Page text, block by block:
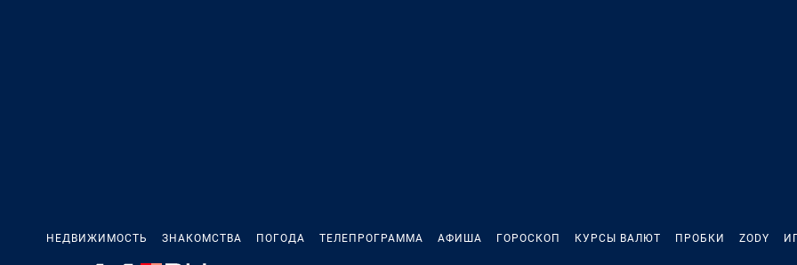
НЕДВИЖИМОСТЬ ЗНАКОМСТВА ПОГОДА ТЕЛЕПРОГРАММА АФИША ГОРОСКОП КУРСЫ ВАЛЮТ ПРОБКИ ZODY